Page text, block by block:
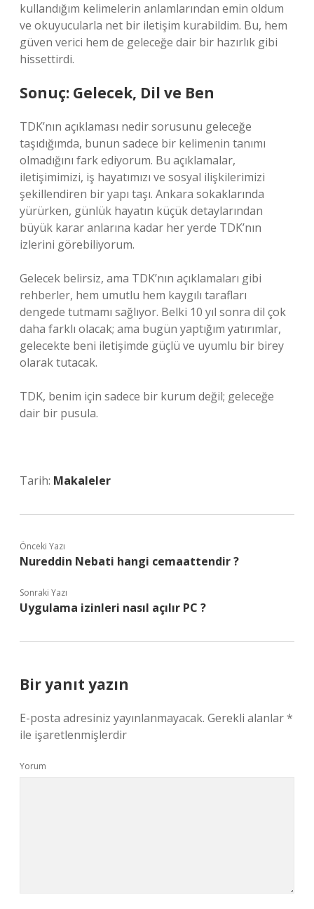
kullandığım kelimelerin anlamlarından emin oldum
ve okuyucularla net bir iletişim kurabildim. Bu, hem
güven verici hem de geleceğe dair bir hazırlık gibi
hissettirdi.
Sonuç: Gelecek, Dil ve Ben
TDK’nın açıklaması nedir sorusunu geleceğe
taşıdığımda, bunun sadece bir kelimenin tanımı
olmadığını fark ediyorum. Bu açıklamalar,
iletişimimizi, iş hayatımızı ve sosyal ilişkilerimizi
şekillendiren bir yapı taşı. Ankara sokaklarında
yürürken, günlük hayatın küçük detaylarından
büyük karar anlarına kadar her yerde TDK’nın
izlerini görebiliyorum.
Gelecek belirsiz, ama TDK’nın açıklamaları gibi
rehberler, hem umutlu hem kaygılı tarafları
dengede tutmamı sağlıyor. Belki 10 yıl sonra dil çok
daha farklı olacak; ama bugün yaptığım yatırımlar,
gelecekte beni iletişimde güçlü ve uyumlu bir birey
olarak tutacak.
TDK, benim için sadece bir kurum değil; geleceğe
dair bir pusula.
Tarih: Makaleler
Önceki Yazı
Nureddin Nebati hangi cemaattendir ?
Sonraki Yazı
Uygulama izinleri nasıl açılır PC ?
Bir yanıt yazın
E-posta adresiniz yayınlanmayacak. Gerekli alanlar*
ile işaretlenmişlerdir
Yorum